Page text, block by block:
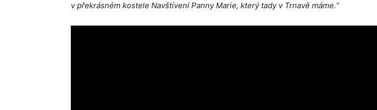
v překrásném kostele Navštívení Panny Marie, který tady v Trnavě máme.“